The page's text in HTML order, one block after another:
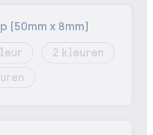
(50mm x 8mm)
2